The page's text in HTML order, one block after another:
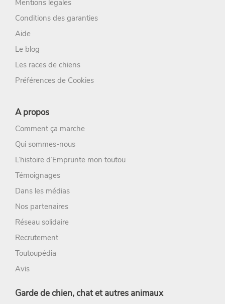
Mentions légales
Conditions des garanties
Aide
Le blog
Les races de chiens
Préférences de Cookies
A propos
Comment ça marche
Qui sommes-nous
L’histoire d’Emprunte mon toutou
Témoignages
Dans les médias
Nos partenaires
Réseau solidaire
Recrutement
Toutoupédia
Avis
Garde de chien, chat et autres animaux